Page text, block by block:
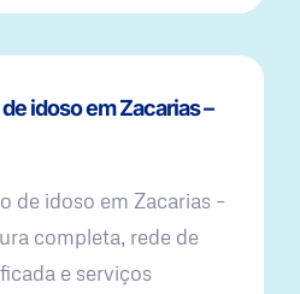
idoso em Zacarias –
de idoso em Zacarias –
completa, rede de
e serviços